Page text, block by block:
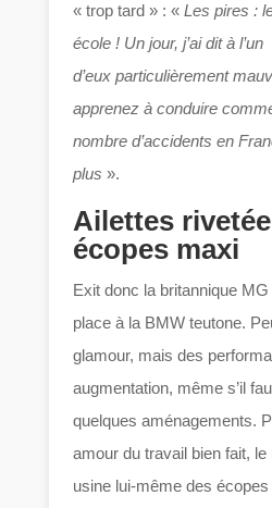
« trop tard » : «Les pires :
école ! Un jour, j’ai dit à l’un
d’eux particulièrement
apprenez à conduire
nombre d’accidents en
plus».
Ailettes
écopes maxi
Exit donc la britannique
place à la BMW teutone.
glamour, mais des
augmentation, même s’il
quelques aménagements.
amour du travail bien fait,
usine lui-même des